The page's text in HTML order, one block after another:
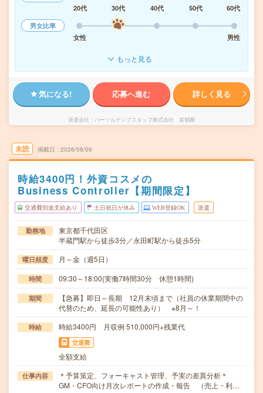
20代
30代 40代 50代
60代
男女比率
女性
男性
もっと見る
気になる! 応募へ進む 詳しく見る
派遣会社 パーソルテンプスタッフ株式会社 首都圏
未読 掲載日 2026/08/06
時給3400円！外資コスメの
Business Controller【期間限定】
交通費別途支給あり 土日祝日が休み WEB登録OK 派遣
勤務地
東京都千代田区
半蔵門駅から徒歩3分／永田町駅から徒歩5分
曜日頻度 月～金（週5日）
時間 09:30～18:00(実働7時間30分 休憩1時間)
期間
【急募】即日～長期 12月末頃まで（社員の休業期間中の
代替のため、延長の可能性あり） ※8月～！
時給 時給3400円 月収例 510,000円+残業代
交通費
全額支給
仕事内容
＊予算策定、フォーキャスト管理、予実の差異分析＊
GM・CFO向け月次レポートの作成・報告 （売上・利…